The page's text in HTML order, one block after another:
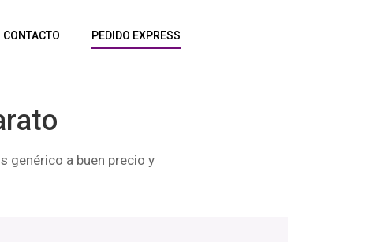
CONTACTO PEDIDO EXPRESS
genérico a buen precio y